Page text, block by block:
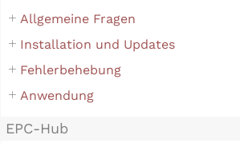
Allgemeine Fragen
Installation und Updates
Fehlerbehebung
Anwendung
EPC-Hub